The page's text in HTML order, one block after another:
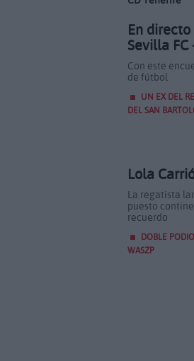
En
Sevilla FC
Con este
de fútbol
UN EX DEL
DEL SAN
Lola
La regatista
puesto
recuerdo
DOBLE
WASZP